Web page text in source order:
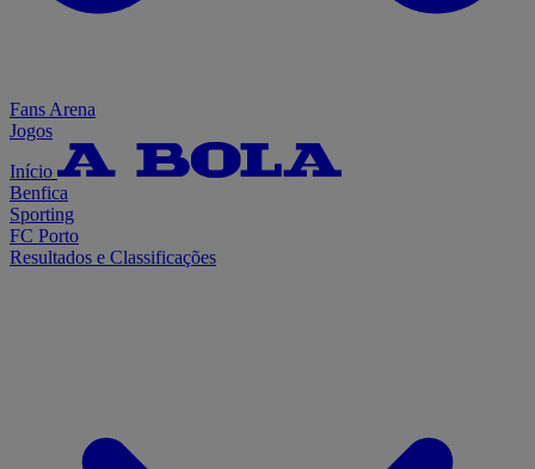
Fans Arena
Jogos
Início
Benfica
Sporting
FC Porto
Resultados e Classificações